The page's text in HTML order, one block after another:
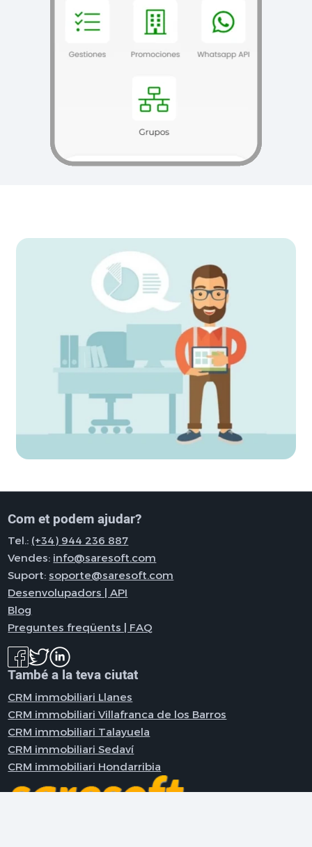
Com et podem ajudar?
Tel.: (+34) 944 236 887
Vendes: info@saresoft.com
Suport:soporte@saresoft.com
Desenvolupadors | API
Blog
Preguntes freqüents | FAQ
També a la teva ciutat
CRM immobiliari Llanes
CRM immobiliari Villafranca de los Barros
CRM immobiliari Talayuela
CRM immobiliari Sedaví
CRM immobiliari Hondarribia